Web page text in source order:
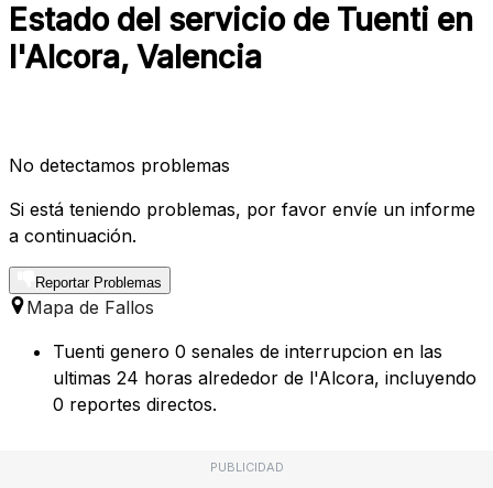
Estado del servicio de Tuenti en
l'Alcora, Valencia
No detectamos problemas
Si está teniendo problemas, por favor envíe un informe
a continuación.
Reportar Problemas
Mapa de Fallos
Tuenti genero 0 senales de interrupcion en las
ultimas 24 horas alrededor de l'Alcora, incluyendo
0 reportes directos.
PUBLICIDAD